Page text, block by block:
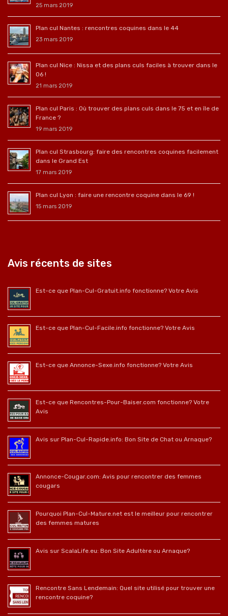
25 mars 2019
Plan cul Nantes : rencontres coquines dans le 44
23 mars 2019
Plan cul Nice : Nissa et des plans culs faciles à trouver dans le
06 !
21 mars 2019
Plan cul Paris : Où trouver des plans culs dans le 75 et en île de
France ?
19 mars 2019
Plan cul Strasbourg: faire des rencontres coquines facilement
dans le Grand Est
17 mars 2019
Plan cul Lyon : faire une rencontre coquine dans le 69 !
15 mars 2019
Avis récents de sites
Est-ce que Plan-Cul-Gratuit.info fonctionne? Votre Avis
Est-ce que Plan-Cul-Facile.info fonctionne? Votre Avis
Est-ce que Annonce-Sexe.info fonctionne? Votre Avis
Est-ce que Rencontres-Pour-Baiser.com fonctionne? Votre
Avis
Avis sur Plan-Cul-Rapide.info: Bon Site de Chat ou Arnaque?
Annonce-Cougar.com: Avis pour rencontrer des femmes
cougars
Pourquoi Plan-Cul-Mature.net est le meilleur pour rencontrer
des femmes matures
Avis sur ScalaLife.eu: Bon Site Adultère ou Arnaque?
Rencontre Sans Lendemain: Quel site utilisé pour trouver une
rencontre coquine?